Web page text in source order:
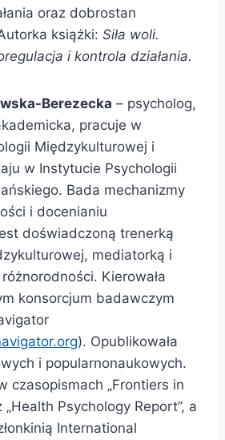
oraz dobrostan
książki: Siła woli.
i kontrola działania.
Berezecka – psycholog,
pracuje w
Międzykulturowej i
w Instytucie Psychologii
Bada mechanizmy
i docenianiu
doświadczoną trenerką
mediatorką i
Kierowała
konsorcjum badawczym
). Opublikowała
i popularnonaukowych.
czasopismach „Frontiers in
„Health Psychology Report”, a
International